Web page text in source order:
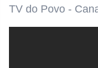
TV do Povo -